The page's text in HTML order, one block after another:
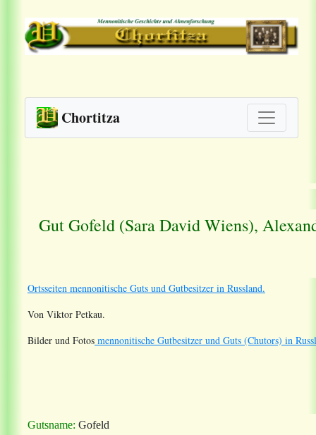
Chortitza
Gut Gofeld (Sara David Wiens),
Ortsseiten mennonitische Guts und Gutbesitzer in Russland.
Von Viktor Petkau.
Bilder und Fotos mennonitische Gutbesitzer und Guts (Chutors) in
Gutsname: Gofeld